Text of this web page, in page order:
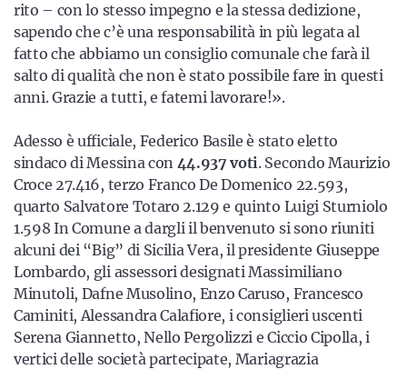
rito – con lo stesso impegno e la stessa dedizione,
sapendo che c’è una responsabilità in più legata al
fatto che abbiamo un consiglio comunale che farà il
salto di qualità che non è stato possibile fare in questi
anni. Grazie a tutti, e fatemi lavorare!».
Adesso è ufficiale, Federico Basile è stato eletto
sindaco di Messina con 44.937 voti. Secondo Maurizio
Croce 27.416, terzo Franco De Domenico 22.593,
quarto Salvatore Totaro 2.129 e quinto Luigi Sturniolo
1.598 In Comune a dargli il benvenuto si sono riuniti
alcuni dei “Big” di Sicilia Vera, il presidente Giuseppe
Lombardo, gli assessori designati Massimiliano
Minutoli, Dafne Musolino, Enzo Caruso, Francesco
Caminiti, Alessandra Calafiore, i consiglieri uscenti
Serena Giannetto, Nello Pergolizzi e Ciccio Cipolla, i
vertici delle società partecipate, Mariagrazia